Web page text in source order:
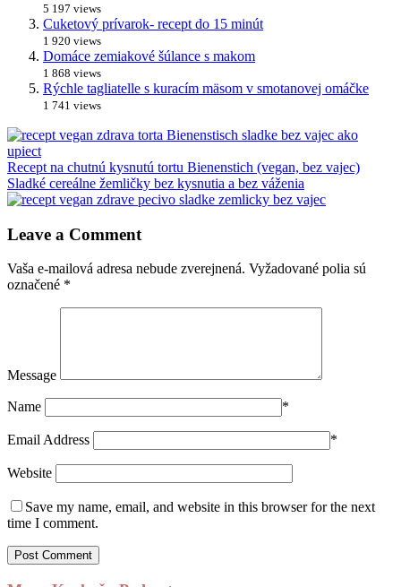
5 197 views
Cuketový prívarok- recept do 15 minút
1 920 views
Domáce zemiakové šúlance s makom
1 868 views
Rýchle tagliatelle s kuracím mäsom v smotanovej omáčke
1 741 views
Recept na chutnú kysnutú tortu Bienenstich (vegan, bez vajec)
Sladké cereálne žemličky bez kysnutia a bez váženia
Leave a Comment
Vaša e-mailová adresa nebude zverejnená. Vyžadované polia sú
označené *
Message
Name *
Email Address *
Website
Save my name, email, and website in this browser for the next
time I comment.